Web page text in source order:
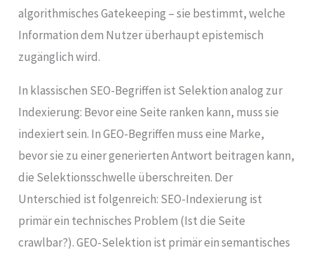
algorithmisches Gatekeeping – sie bestimmt, welche
Information dem Nutzer überhaupt epistemisch
zugänglich wird.
In klassischen SEO-Begriffen ist Selektion analog zur
Indexierung: Bevor eine Seite ranken kann, muss sie
indexiert sein. In GEO-Begriffen muss eine Marke,
bevor sie zu einer generierten Antwort beitragen kann,
die Selektionsschwelle überschreiten. Der
Unterschied ist folgenreich: SEO-Indexierung ist
primär ein technisches Problem (Ist die Seite
crawlbar?). GEO-Selektion ist primär ein semantisches